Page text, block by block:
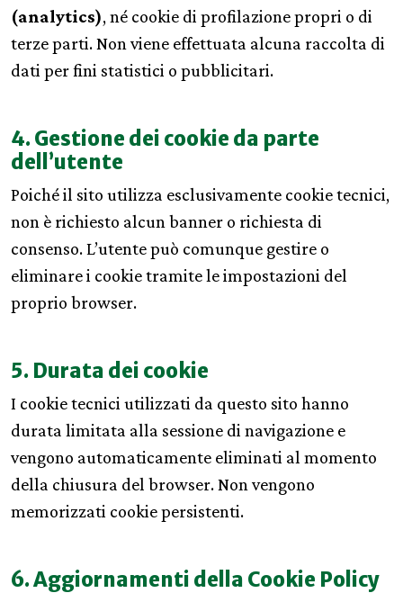
(analytics), né cookie di profilazione propri o di
terze parti. Non viene effettuata alcuna raccolta di
dati per fini statistici o pubblicitari.
4. Gestione dei cookie da parte
dell’utente
Poiché il sito utilizza esclusivamente cookie tecnici,
non è richiesto alcun banner o richiesta di
consenso. L’utente può comunque gestire o
eliminare i cookie tramite le impostazioni del
proprio browser.
5. Durata dei cookie
I cookie tecnici utilizzati da questo sito hanno
durata limitata alla sessione di navigazione e
vengono automaticamente eliminati al momento
della chiusura del browser. Non vengono
memorizzati cookie persistenti.
6. Aggiornamenti della Cookie Policy